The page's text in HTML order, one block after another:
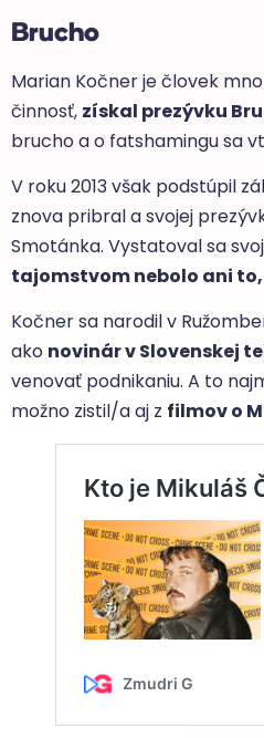
Brucho
Marian Kočner je človek
činnosť, získal prezývku
brucho a o fatshamingu sa
V roku 2013 však podstúpil
znova pribral a svojej
Smotánka. Vystatoval sa
tajomstvom nebolo ani
Kočner sa narodil v
ako novinár v Slovenskej
venovať podnikaniu. A to
možno zistil/a aj z filmov o